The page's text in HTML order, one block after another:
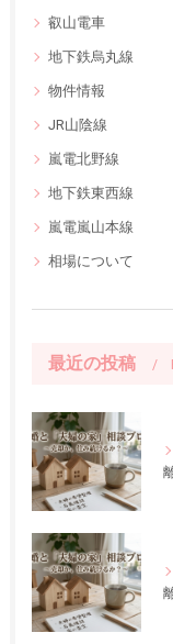
叡山電車
地下鉄烏丸線
物件情報
JR山陰線
嵐電北野線
地下鉄東西線
嵐電嵐山本線
相場について
最近の投稿